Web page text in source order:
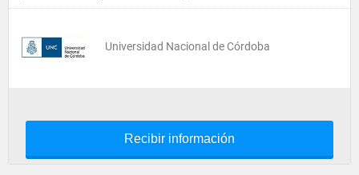
Universidad Nacional de Córdoba
Recibir información